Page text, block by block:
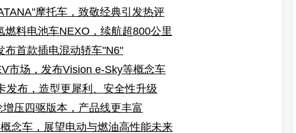
摩托车，致敬经典引发热评
燃料电池车NEXO，续航超800公里
布首款插电混动轿车"N6"
市场，发布Vision e-Sky等概念车
发布，造型更犀利、安全性升级
压四驱版本，产品线更丰富
念车，展望电动与燃油高性能未来